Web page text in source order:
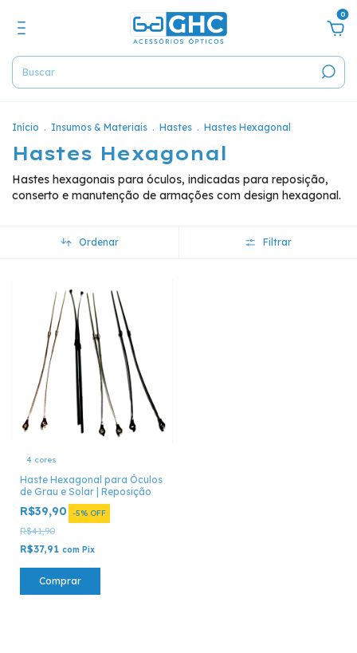
0
Início . Insumos & Materiais . Hastes . Hastes Hexagonal
Hastes Hexagonal
Hastes hexagonais para óculos, indicadas para reposição,
conserto e manutenção de armações com design hexagonal.
Ordenar Filtrar
4 cores
Haste Hexagonal para Óculos
de Grau e Solar | Reposição
R$39,90 -5% OFF
R$41,90
R$37,91 com Pix
Comprar